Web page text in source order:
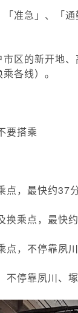
准急」、「通
区的新开地
各线）。
要搭乘
点，最快约37
换乘点，最快
，不停靠夙
停靠夙川、